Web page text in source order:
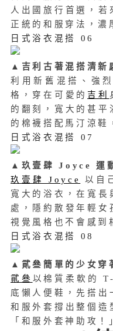
人出國旅行首選，若
正統的和服穿法，濃
日式浴衣混搭 06
▲吉利古著混搭清新
利用新舊混搭、強
格，穿在可愛的 吉利
的翻刻，寬大的甚平
的棉襪搭配馬汀涼鞋
日式浴衣混搭 07
▲ 玖壹肆 Joyce 運
玖壹肆 Joyce
以自
寬大的浴衣，在寬長
處，隱約散發年輕女
視覺風格也不會感到
日式浴衣混搭 08
▲ 貮叄簡單的少女穿
貮叄 以棉質柔軟的
底懶人便鞋，先搭出
和服外套撐出整個造
「和服外套神助攻！